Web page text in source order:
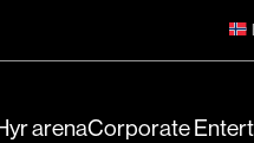
arenaCorporate